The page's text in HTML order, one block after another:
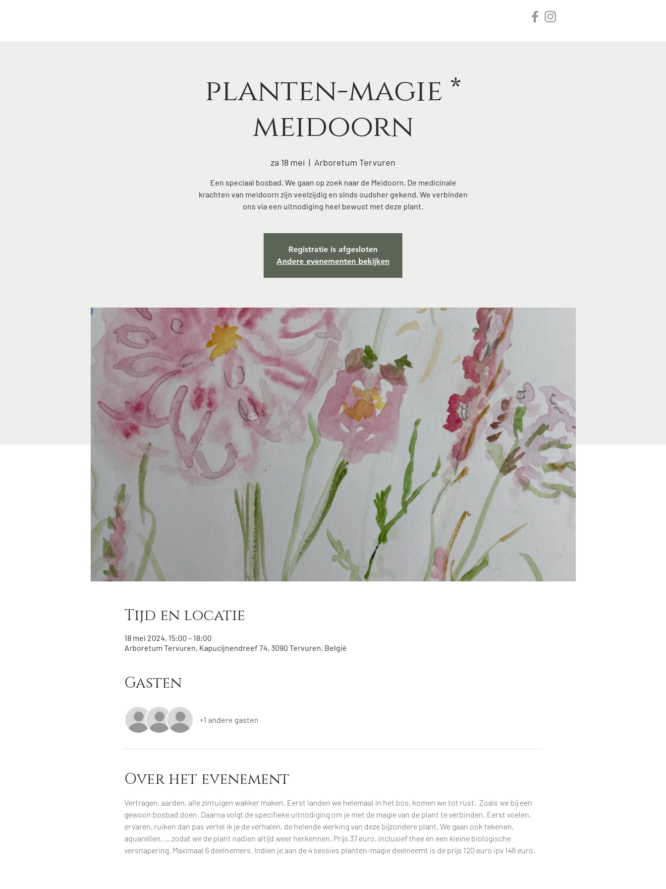
planten-magie *
meidoorn
za 18 mei
  |
Arboretum Tervuren
Een speciaal bosbad. We gaan op zoek naar de Meidoorn. De medicinale
krachten van meidoorn zijn veelzijdig en sinds oudsher gekend. We verbinden
Registratie is afgesloten
Andere evenementen bekijken
Tijd en locatie
18 mei 2024, 15:00 – 18:00
Arboretum Tervuren, Kapucijnendreef 74, 3090 Tervuren, België
Gasten
+1 andere gasten
Over het evenement
Vertragen, aarden, alle zintuigen wakker maken. Eerst landen we helemaal in het bos, komen we tot rust.  Zoals we bij een
gewoon bosbad doen. Daarna volgt de specifieke uitnodiging om je met de magie van de plant te verbinden. Eerst voelen,
ervaren, ruiken dan pas vertel ik je de verhalen, de helende werking van deze bijzondere plant. We gaan ook tekenen,
aquarellen, ... zodat we de plant nadien altijd weer herkennen. Prijs 37 euro, inclusief thee en een kleine biologische
versnapering. Maximaal 6 deelnemers. Indien je aan de 4 sessies planten-magie deelneemt is de prijs 120 euro ipv 148 euro.